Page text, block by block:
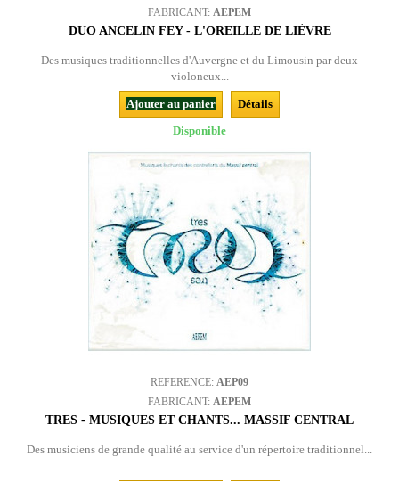
FABRICANT: AEPEM
DUO ANCELIN FEY - L'OREILLE DE LIÈVRE
Des musiques traditionnelles d'Auvergne et du Limousin par deux
violoneux...
Ajouter au panier
Détails
Disponible
REFERENCE: AEP09
FABRICANT: AEPEM
TRES - MUSIQUES ET CHANTS... MASSIF CENTRAL
Des musiciens de grande qualité au service d'un répertoire traditionnel...